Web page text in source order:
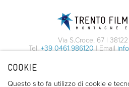
COOKIE
Questo sito fa utilizzo di cookie e
Via S.Croce, 67 |
Tel. +39 0461 986120 | Email